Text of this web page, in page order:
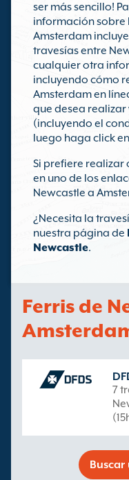
ser más sencillo!
información sobre
Amsterdam
travesías entre
cualquier otra
incluyendo cómo
Amsterdam en
que desea
(incluyendo el
luego haga click
Si prefiere
en uno de los
Newcastle a
¿Necesita la
nuestra página de
Newcastle.
Ferris de
7
Buscar